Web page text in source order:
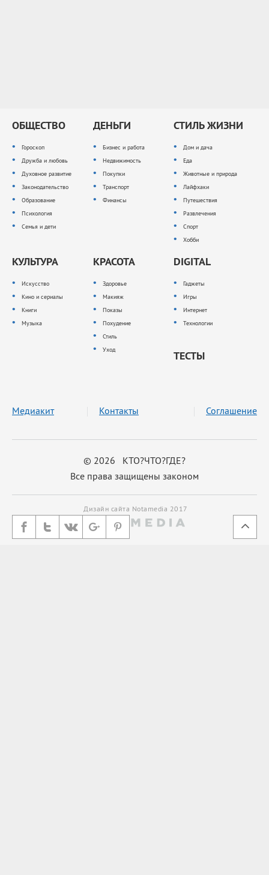
ОБЩЕСТВО
Гороскоп
Дружба и любовь
Духовное развитие
Законодательство
Образование
Психология
Семья и дети
ДЕНЬГИ
Бизнес и работа
Недвижимость
Покупки
Транспорт
Финансы
СТИЛЬ ЖИЗНИ
Дом и дача
Еда
Животные и природа
Лайфхаки
Путешествия
Развлечения
Спорт
Хобби
КУЛЬТУРА
Искусство
Кино и сериалы
Книги
Музыка
КРАСОТА
Здоровье
Макияж
Показы
Похудение
Стиль
Уход
DIGITAL
Гаджеты
Игры
Интернет
Технологии
ТЕСТЫ
© 2026 КТО?ЧТО?ГДЕ?
Все права защищены законом
Медиакит Контакты Соглашение
Дизайн сайта Notamedia 2017